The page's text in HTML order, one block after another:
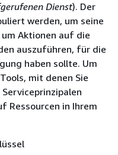
Dienst). Der
werden, um seine
Aktionen auf die
auszuführen, für die
haben sollte. Um
mit denen Sie
Ressourcen in Ihrem